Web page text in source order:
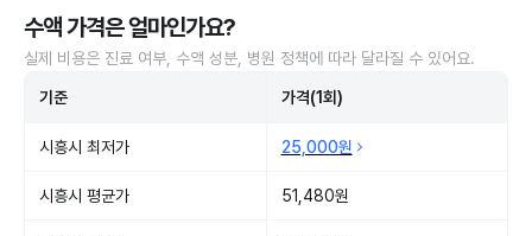
수액 가격은 얼마인가요?
실제 비용은 진료 여부, 수액 성분, 병원 정책에 따라 달라질 수 있어요.
기준 가격(1회)
시흥시 최저가 25,000원
시흥시 평균가 51,480원